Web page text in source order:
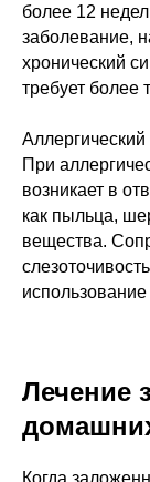
более 12
заболевание,
хронический
требует более
Аллергический
При
возникает в
как пыльца,
вещества.
Лечение
Когда